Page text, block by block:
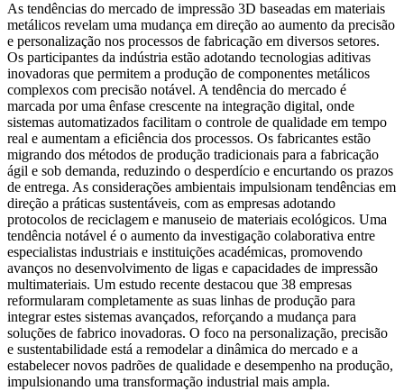
As tendências do mercado de impressão 3D baseadas em materiais
metálicos revelam uma mudança em direção ao aumento da precisão
e personalização nos processos de fabricação em diversos setores.
Os participantes da indústria estão adotando tecnologias aditivas
inovadoras que permitem a produção de componentes metálicos
complexos com precisão notável. A tendência do mercado é
marcada por uma ênfase crescente na integração digital, onde
sistemas automatizados facilitam o controle de qualidade em tempo
real e aumentam a eficiência dos processos. Os fabricantes estão
migrando dos métodos de produção tradicionais para a fabricação
ágil e sob demanda, reduzindo o desperdício e encurtando os prazos
de entrega. As considerações ambientais impulsionam tendências em
direção a práticas sustentáveis, com as empresas adotando
protocolos de reciclagem e manuseio de materiais ecológicos. Uma
tendência notável é o aumento da investigação colaborativa entre
especialistas industriais e instituições académicas, promovendo
avanços no desenvolvimento de ligas e capacidades de impressão
multimateriais. Um estudo recente destacou que 38 empresas
reformularam completamente as suas linhas de produção para
integrar estes sistemas avançados, reforçando a mudança para
soluções de fabrico inovadoras. O foco na personalização, precisão
e sustentabilidade está a remodelar a dinâmica do mercado e a
estabelecer novos padrões de qualidade e desempenho na produção,
impulsionando uma transformação industrial mais ampla.